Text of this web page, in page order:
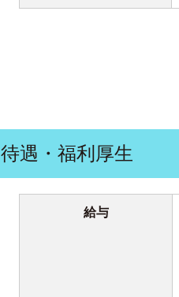
待遇・福利厚生
給与